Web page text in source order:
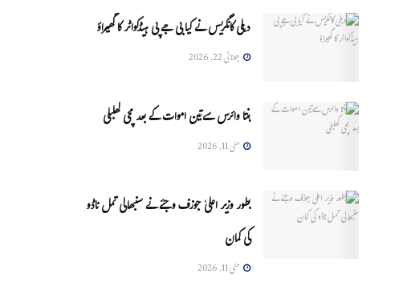
دہلی کانگریس نے کیا بی جے پی ہیڈکواٹر کا گھیراؤ
جولائی 22, 2026
ہنتا وائرس سےتین اموات کے بعد مچی کھلبلی
مئی 11, 2026
بطور وزیر اعلیٰ جوزف وجئے نے سنبھالی تمل ناڈو
کی کمان
مئی 11, 2026